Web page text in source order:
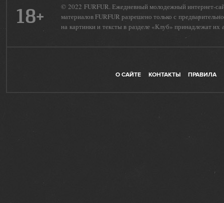
18+
© 2022 FURFUR. Ежедневный молодежный интернет-
материалов FURFUR разрешено только с
на картинки и тексты в разделе «Клуб» принадлежат их
О САЙТЕ КОНТАКТЫ ПРАВИЛА